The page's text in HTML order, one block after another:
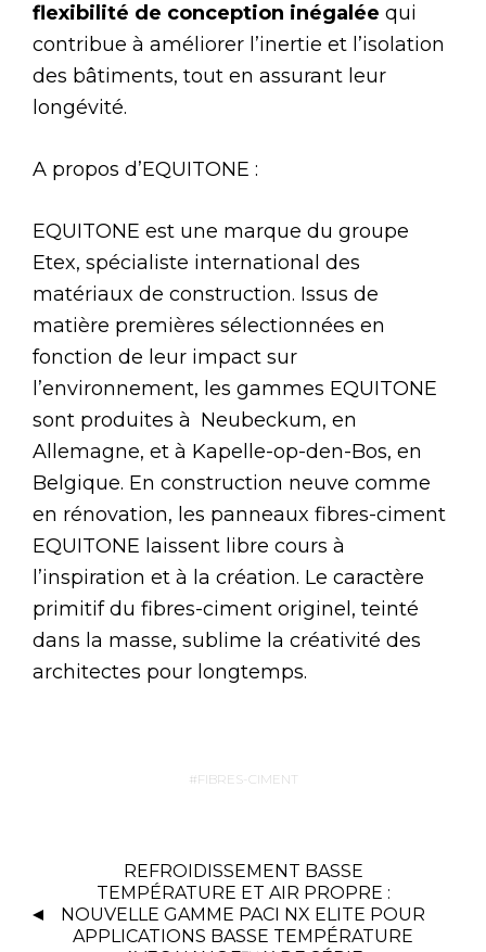
flexibilité de conception inégalée qui
contribue à améliorer l’inertie et l’isolation
des bâtiments, tout en assurant leur
longévité.
A propos d’EQUITONE :
EQUITONE est une marque du groupe
Etex, spécialiste international des
matériaux de construction. Issus de
matière premières sélectionnées en
fonction de leur impact sur
l’environnement, les gammes EQUITONE
sont produites à Neubeckum, en
Allemagne, et à Kapelle-op-den-Bos, en
Belgique. En construction neuve comme
en rénovation, les panneaux fibres-ciment
EQUITONE laissent libre cours à
l’inspiration et à la création. Le caractère
primitif du fibres-ciment originel, teinté
dans la masse, sublime la créativité des
architectes pour longtemps.
FIBRES-CIMENT
REFROIDISSEMENT BASSE
TEMPÉRATURE ET AIR PROPRE :
NOUVELLE GAMME PACI NX ELITE POUR
APPLICATIONS BASSE TEMPÉRATURE